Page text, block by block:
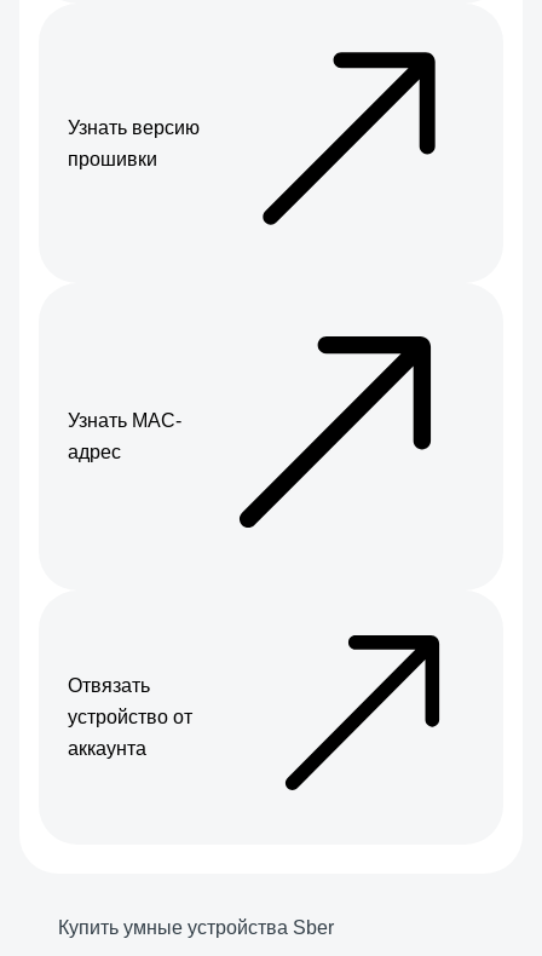
Узнать версию
прошивки
Узнать МАС-
адрес
Отвязать
устройство от
аккаунта
Купить умные устройства Sber